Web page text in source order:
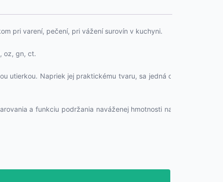
pri varení, pečení, pri vážení surovín v kuchyni.
oz, gn, ct.
utierkou. Napriek jej praktickému tvaru, sa jedná o
a funkciu podržania naváženej hmotnosti na